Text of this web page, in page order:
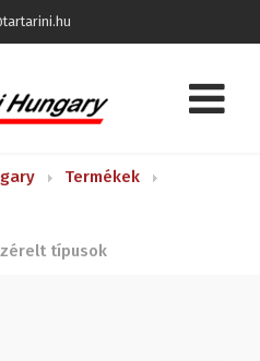
Termékek
típusok